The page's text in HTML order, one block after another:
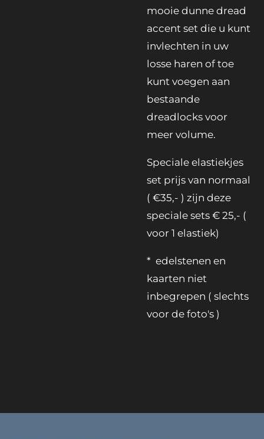
mooie dunne dread
accent set die u kunt
invlechten in uw
losse haren of toe
kunt voegen aan
bestaande
dreadlocks voor
meer volume.
Speciale elastiekjes
set prijs van normaal
( €35,- ) zijn deze
speciale sets € 25,- (
voor 1 elastiek)
* edelstenen en
kaarten niet
inbegrepen ( slechts
voor de foto's )